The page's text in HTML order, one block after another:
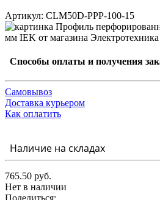
Артикул: CLM50D-PPP-100-15
Способы оплаты и получения
Самовывоз
Доставка курьером
Как оплатить
Наличие на складах
765.50 руб.
Нет в наличии
Поделиться: